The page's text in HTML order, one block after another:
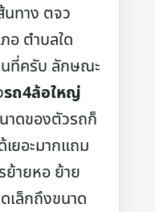
นทาง ตจว
อ ตำบลใด
นที่ครับ ลักษณะ
รถ4ล้อใหญ่
าดของตัวรถก็
เยอะมากแถม
ย้ายหอ ย้าย
เล็กถึงขนาด